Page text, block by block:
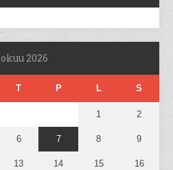
2026
T P L S
1 2
6 7 8 9
13 14 15 16